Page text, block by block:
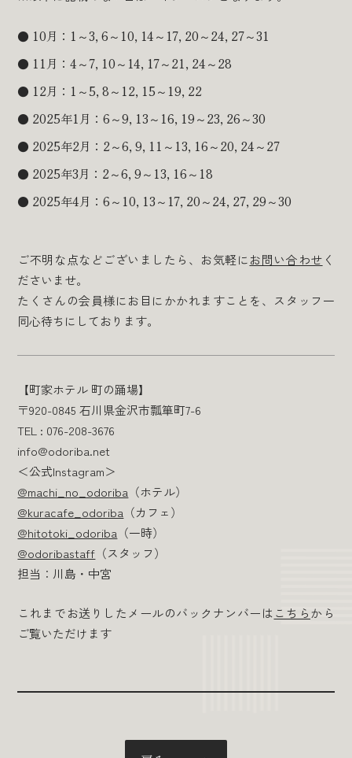
10月：1～3, 6～10, 14～17, 20～24, 27～31
11月：4～7, 10～14, 17～21, 24～28
12月：1～5, 8～12, 15～19, 22
2025年1月：6～9, 13～16, 19～23, 26～30
2025年2月：2～6, 9, 11～13, 16～20, 24～27
2025年3月：2～6, 9～13, 16～18
2025年4月：6～10, 13～17, 20～24, 27, 29～30
ご不明な点などございましたら、お気軽にお問い合わせ く
ださいませ。
たくさんの会員様にお目にかかれますことを、スタッフ一
同心待ちにしております。
【町家ホテル 町の踊場】
〒920-0845 石川県金沢市瓢箪町7-6
TEL : 076-208-3676
info@odoriba.net
＜公式Instagram＞
@machi_no_odoriba （ホテル）
@kuracafe_odoriba （カフェ）
@hitotoki_odoriba （一時）
@odoribastaff （スタッフ）
担当：川島・中宮
これまでお送りしたメールのバックナンバーはこちらから
ご覧いただけます